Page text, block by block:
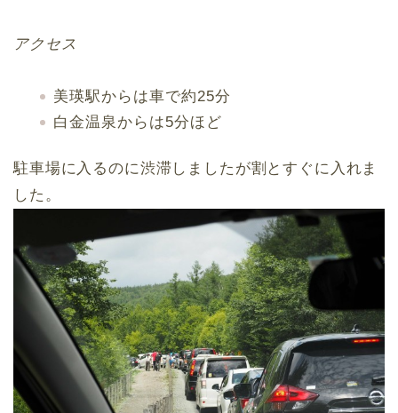
アクセス
美瑛駅からは車で約25分
白金温泉からは5分ほど
駐車場に入るのに渋滞しましたが割とすぐに入れま
した。